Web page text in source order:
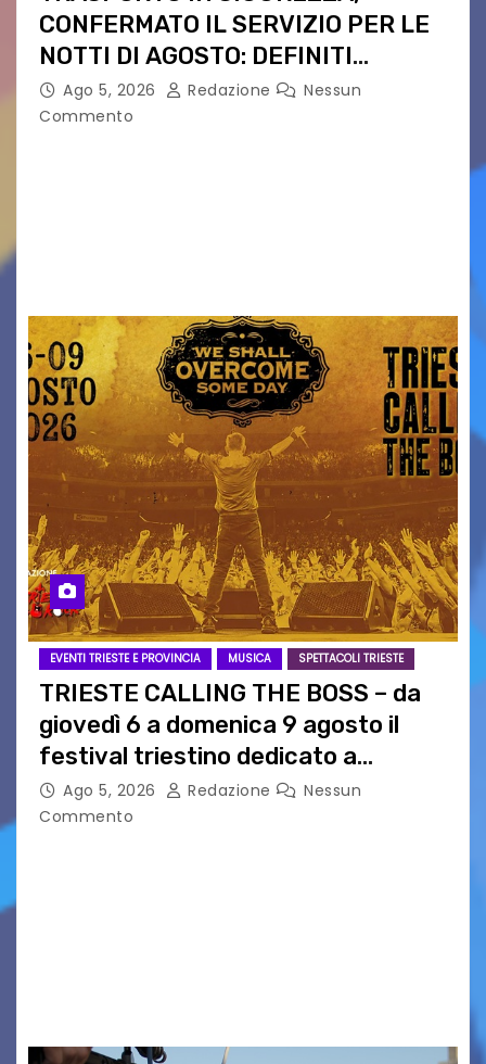
CONFERMATO IL SERVIZIO PER LE
NOTTI DI AGOSTO: DEFINITI
PERCORSI, FERMATE E ORARIO
Ago 5, 2026 Redazione
Nessun
Commento
EVENTI TRIESTE E PROVINCIA MUSICA SPETTACOLI TRIESTE
TRIESTE CALLING THE BOSS – da
giovedì 6 a domenica 9 agosto il
festival triestino dedicato a
Springsteen
Ago 5, 2026 Redazione
Nessun
Commento